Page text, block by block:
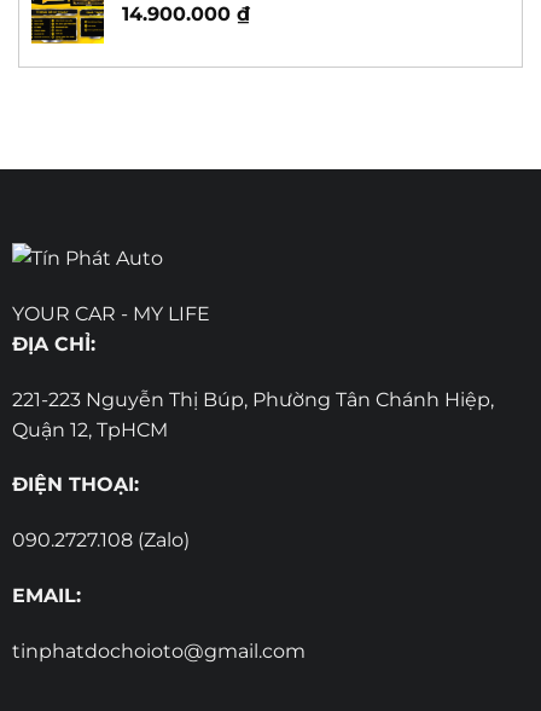
14.900.000 ₫
YOUR CAR - MY LIFE
ĐỊA CHỈ:
221-223 Nguyễn Thị Búp, Phường Tân Chánh Hiệp,
Quận 12, TpHCM
ĐIỆN THOẠI:
090.2727.108 (Zalo)
EMAIL:
tinphatdochoioto@gmail.com